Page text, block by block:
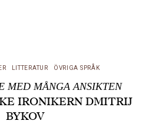
LITTERATUR ÖVRIGA SPRÅK
MED MÅNGA ANSIKTEN
IRONIKERN DMITRIJ
BYKOV